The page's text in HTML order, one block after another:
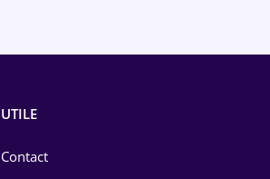
UTILE
Contact